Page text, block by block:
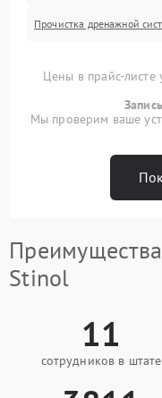
Прочистка дренажной
Цены в прайс-листе
Мы проверим ваше
Stinol
11
сотрудников в штате